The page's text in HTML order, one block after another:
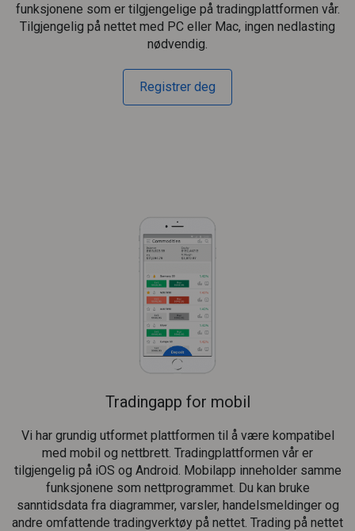
funksjonene som er tilgjengelige på tradingplattformen vår.
Tilgjengelig på nettet med PC eller Mac, ingen nedlasting
nødvendig.
Registrer deg
Tradingapp for mobil
Vi har grundig utformet plattformen til å være kompatibel
med mobil og nettbrett. Tradingplattformen vår er
tilgjengelig på iOS og Android. Mobilapp inneholder samme
funksjonene som nettprogrammet. Du kan bruke
sanntidsdata fra diagrammer, varsler, handelsmeldinger og
andre omfattende tradingverktøy på nettet. Trading på nettet